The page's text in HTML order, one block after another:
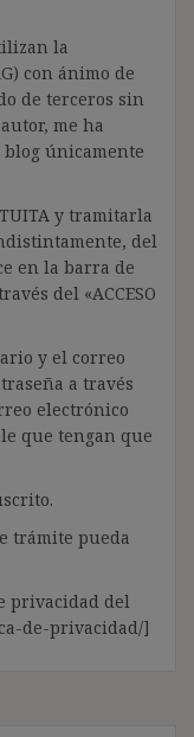
la
con ánimo de
de terceros sin
me ha
únicamente
y tramitarla
del
en la barra de
del «ACCESO
y el correo
a través
electrónico
que tengan que
trámite pueda
privacidad del
de-privacidad/]